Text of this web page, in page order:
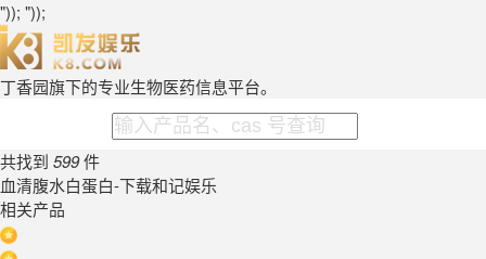
")); "));
丁香园旗下的专业生物医药信息平台。
共找到 599件
血清腹水白蛋白-下载和记娱乐
相关产品